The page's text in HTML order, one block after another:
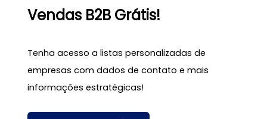
Vendas B2B Grátis!
Tenha acesso a listas personalizadas de
empresas com dados de contato e mais
informações estratégicas!